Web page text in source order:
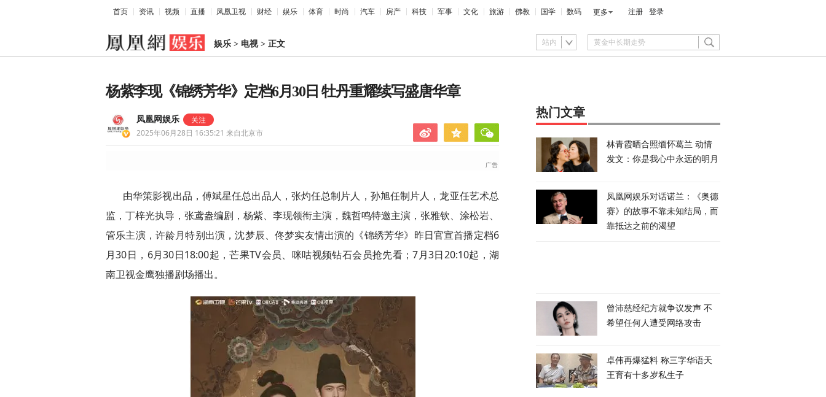
首页 资讯 视频 直播 凤凰卫视 财经 娱乐 体育 时尚 汽车 房产 科技 军事 文化 旅游 佛教 国学 数码 更多 注册 登录
娱乐 > 电视> 正文 站内
杨紫李现《锦绣芳华》定档6月30日 牡丹重耀续写盛唐华章
凤凰网娱乐
2025年06月28日 16:35:21 来自北京市
由华策影视出品，傅斌星任总出品人，张灼任总制片人，孙旭任制片人，龙亚任艺术总
监，丁梓光执导，张鸢盎编剧，杨紫、李现领衔主演，魏哲鸣特邀主演，张雅钦、涂松岩、
管乐主演，许龄月特别出演，沈梦辰、佟梦实友情出演的《锦绣芳华》昨日官宣首播定档6
月30日，6月30日18:00起，芒果TV会员、咪咕视频钻石会员抢先看；7月3日20:10起，湖
南卫视金鹰独播剧场播出。
热门文章
林青霞晒合照缅怀葛兰 动情
发文：你是我心中永远的明月
凤凰网娱乐对话诺兰：《奥德
赛》的故事不靠未知结局，而
靠抵达之前的渴望
曾沛慈经纪方就争议发声 不
希望任何人遭受网络攻击
卓伟再爆猛料 称三字华语天
王育有十多岁私生子